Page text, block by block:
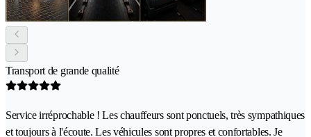
Transport de grande qualité
Service irréprochable ! Les chauffeurs sont ponctuels, très sympathiques
et toujours à l'écoute. Les véhicules sont propres et confortables. Je